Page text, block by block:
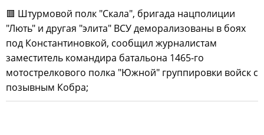
🟥 Штурмовой полк "Скала", бригада нацполиции
"Лють" и другая "элита" ВСУ деморализованы в боях
под Константиновкой, сообщил журналистам
заместитель командира батальона 1465-го
мотострелкового полка "Южной" группировки войск с
позывным Кобра;